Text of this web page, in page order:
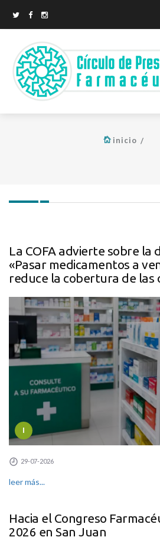
inicio
La COFA advierte sobre la
«Pasar medicamentos a
reduce la cobertura de las
I
29-07-2026
leer más...
Hacia el Congreso
2026 en San Juan